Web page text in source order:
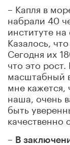
– Капля в
набрали 40
институте
Казалось,
Сегодня их
что это
масштабный
мне кажется,
наша, очень
быть
качественно
– В